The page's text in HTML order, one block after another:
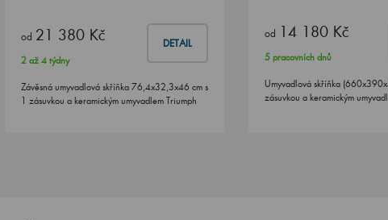
od 21 380 Kč DETAIL
2 až 4 týdny
Závěsná umyvadlová skříňka 76,4x32,3x46 cm s
1 zásuvkou a keramickým umyvadlem Triumph
od 14 180 Kč
5 pracovních dnů
Umyvadlová skříňka
zásuvkou a keramickým